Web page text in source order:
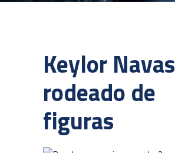
Keylor Navas
rodeado de
figuras